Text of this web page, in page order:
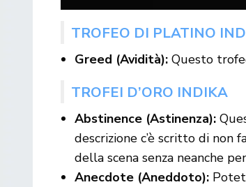
TROFEO DI PLATINO
Greed (Avidità): Questo
TROFEI D’ORO INDIKA
Abstinence (Astinenza):
descrizione c’è scritto di
della scena senza neanche
Anecdote (Aneddoto):